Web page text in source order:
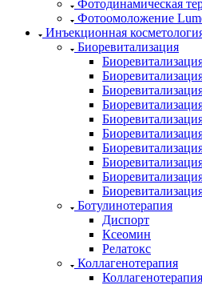
Фотодинамическая
Фотоомоложение
Инъекционная
Биоревитализация
Ботулинотерапия
Диспорт
Ксеомин
Релатокс
Коллагенотерапия